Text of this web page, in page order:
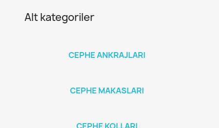
Alt kategoriler
CEPHE ANKRAJLARI
CEPHE MAKASLARI